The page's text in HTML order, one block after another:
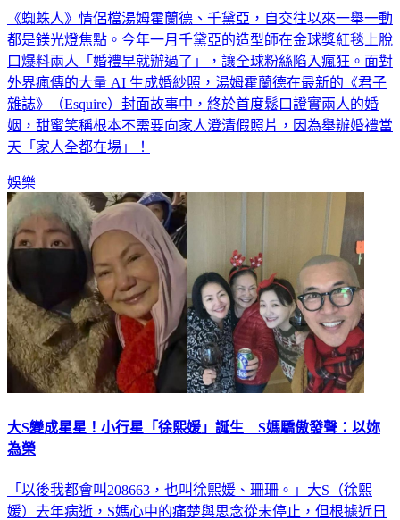
《蜘蛛人》情侶檔湯姆霍蘭德、千黛亞，自交往以來一舉一動
都是鎂光燈焦點。今年一月千黛亞的造型師在金球獎紅毯上脫
口爆料兩人「婚禮早就辦過了」，讓全球粉絲陷入瘋狂。面對
外界瘋傳的大量 AI 生成婚紗照，湯姆霍蘭德在最新的《君子
雜誌》（Esquire）封面故事中，終於首度鬆口證實兩人的婚
姻，甜蜜笑稱根本不需要向家人澄清假照片，因為舉辦婚禮當
娛樂
大S變成星星！小行星「徐熙媛」誕生 S媽驕傲發聲：以妳
「以後我都會叫208663，也叫徐熙媛、珊珊。」大S（徐熙